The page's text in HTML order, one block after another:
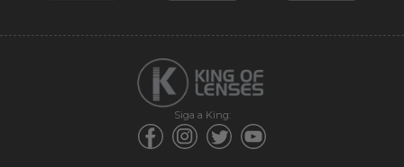
Siga a King: